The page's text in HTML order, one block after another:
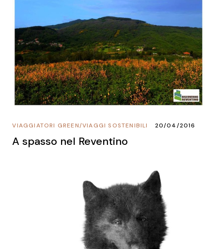
VIAGGI SOSTENIBILI
/
VIAGGIATORI GREEN 20/04/2016
A spasso nel Reventino